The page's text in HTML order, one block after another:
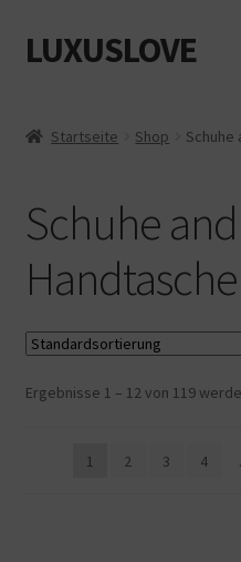
Zur
Navigation
Zum
Inhalt
LUXUSLOVE
Datenschutz
Impressum
Kasse
Mein Konto
Startseite Shop Schuhe
Schuhe and
Ergebnisse 1 – 12 von 119
1 2 3 4